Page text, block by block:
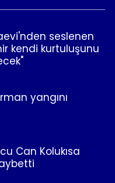
seslenen
kendi kurtuluşunu
yangını
Can Kolukısa